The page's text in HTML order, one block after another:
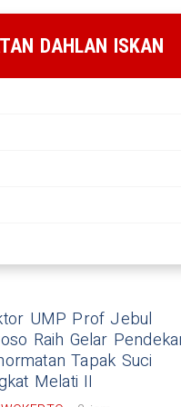
DAHLAN ISKAN
UMP Prof Jebul
Raih Gelar
Tapak Suci
Melati II
Bersih